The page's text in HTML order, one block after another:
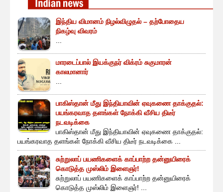
இந்திய விமானம் நிழல்விழுதல் – தற்போதைய
நிகழ்வு விவரம்
மாரடைப்பால் இயக்குநர் விக்ரம் சுகுமாரன்
காலமானார்
பாகிஸ்தான் மீது இந்தியாவின் ஏவுகணை தாக்குதல்:
பயங்கரவாத தளங்கள் நோக்கி வீசிய திடீர்
நடவடிக்கை
பாகிஸ்தான் மீது இந்தியாவின் ஏவுகணை தாக்குதல்:
பயங்கரவாத தளங்கள் நோக்கி வீசிய திடீர் நடவடிக்கை ...
சுற்றுலாப் பயணிகளைக் காப்பாற்ற தன்னுயிரைக்
கொடுத்த முஸ்லிம் இளைஞர்!
சுற்றுலாப் பயணிகளைக் காப்பாற்ற தன்னுயிரைக்
கொடுத்த முஸ்லிம் இளைஞர்! ...